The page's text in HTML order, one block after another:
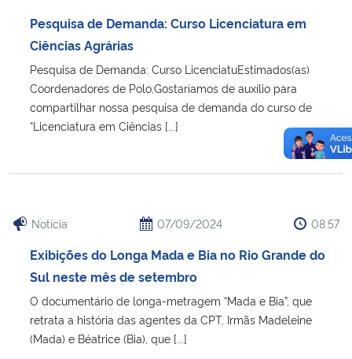
Pesquisa de Demanda: Curso Licenciatura em
Ciências Agrárias
Pesquisa de Demanda: Curso LicenciatuEstimados(as)
Coordenadores de Polo,Gostaríamos de auxílio para
compartilhar nossa pesquisa de demanda do curso de
“Licenciatura em Ciências [...]
Notícia 07/09/2024 08:57
Exibições do Longa Mada e Bia no Rio Grande do
Sul neste mês de setembro
O documentário de longa-metragem “Mada e Bia”, que
retrata a história das agentes da CPT, Irmãs Madeleine
(Mada) e Béatrice (Bia), que [...]